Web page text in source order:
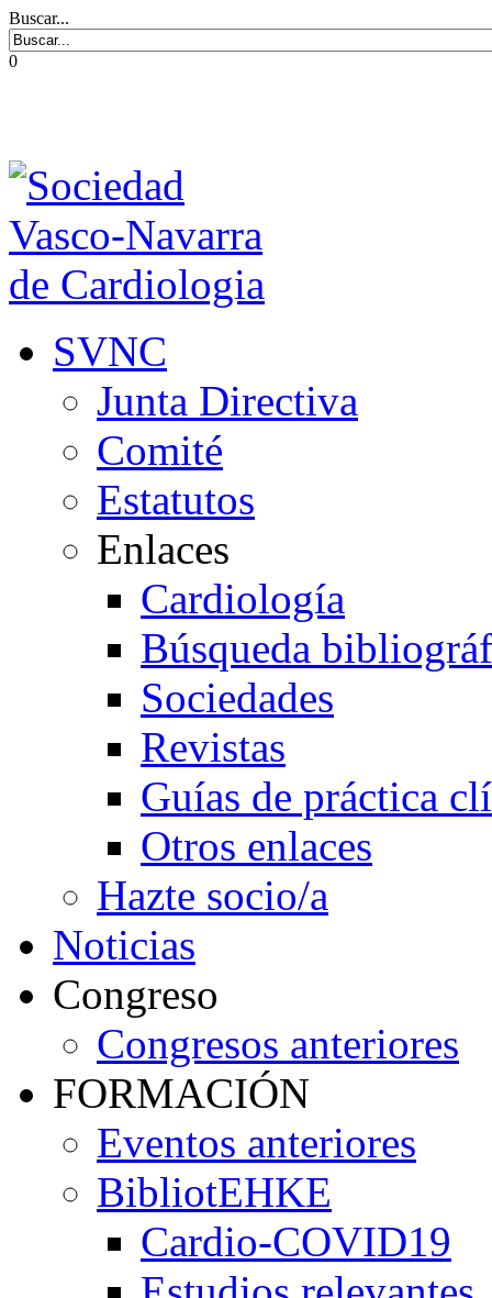
Buscar...
0
SVNC
Junta Directiva
Comité
Estatutos
Enlaces
Cardiología
Búsqueda
Sociedades
Revistas
Guías de práctica
Otros enlaces
Hazte socio/a
Noticias
Congreso
Congresos anteriores
FORMACIÓN
Eventos anteriores
BibliotEHKE
Cardio-COVID19